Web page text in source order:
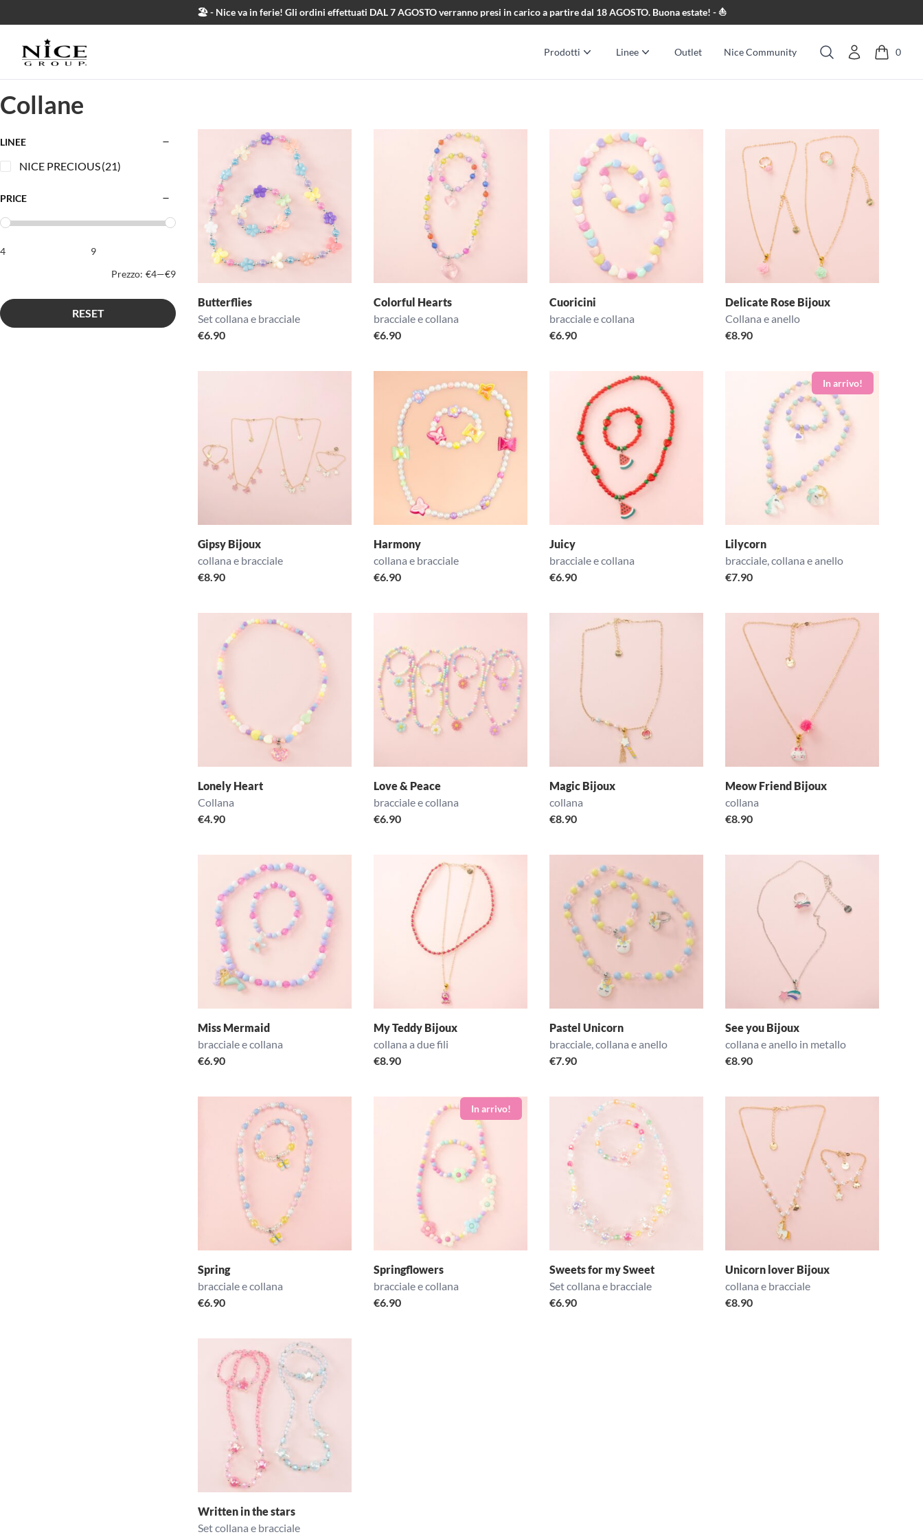
🏖️ - Nice va in ferie! Gli ordini effettuati DAL 7 AGOSTO verranno presi in carico a partire dal 18 AGOSTO. Buona estate! - ⛵
Prodotti Linee Outlet Nice Community
Cerca
0
Collane
Butterflies
Set collana e bracciale
€6.90
Colorful Hearts
bracciale e collana
€6.90
Cuoricini
bracciale e collana
€6.90
Delicate Rose Bijoux
Collana e anello
€8.90
Gipsy Bijoux
collana e bracciale
€8.90
Harmony
collana e bracciale
€6.90
Juicy
bracciale e collana
€6.90
Lilycorn
bracciale, collana e anello
€7.90
Lonely Heart
Collana
€4.90
Love & Peace
bracciale e collana
€6.90
Magic Bijoux
collana
€8.90
Meow Friend Bijoux
collana
€8.90
Miss Mermaid
bracciale e collana
€6.90
My Teddy Bijoux
collana a due fili
€8.90
Pastel Unicorn
bracciale, collana e anello
€7.90
See you Bijoux
collana e anello in metallo
€8.90
Spring
bracciale e collana
€6.90
Springflowers
bracciale e collana
€6.90
Sweets for my Sweet
Set collana e bracciale
€6.90
Unicorn lover Bijoux
collana e bracciale
€8.90
Written in the stars
Set collana e bracciale
LINEE
NICE PRECIOUS(21)
PRICE
Prezzo: €4—€9
RESET